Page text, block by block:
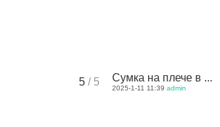
5 / 5 Сумка на плече в ...
2025-1-11 11:39 admin